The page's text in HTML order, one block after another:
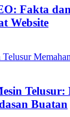
Fakta
Website
Telusur:
Buatan